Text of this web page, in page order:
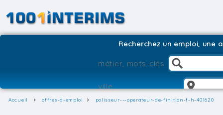
Recherchez un emploi, une
Accueil offres-d-emploi polisseur---operateur-de-finition-f-h-401620